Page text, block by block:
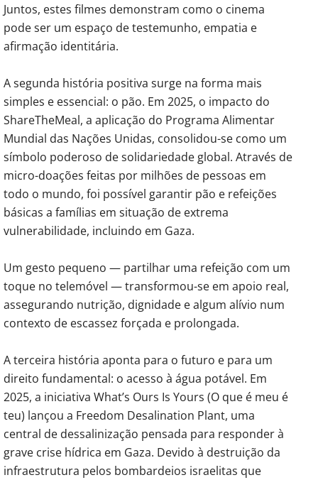
Juntos, estes filmes demonstram como o cinema
pode ser um espaço de testemunho, empatia e
afirmação identitária.
A segunda história positiva surge na forma mais
simples e essencial: o pão. Em 2025, o impacto do
ShareTheMeal, a aplicação do Programa Alimentar
Mundial das Nações Unidas, consolidou-se como um
símbolo poderoso de solidariedade global. Através de
micro-doações feitas por milhões de pessoas em
todo o mundo, foi possível garantir pão e refeições
básicas a famílias em situação de extrema
vulnerabilidade, incluindo em Gaza.
Um gesto pequeno — partilhar uma refeição com um
toque no telemóvel — transformou-se em apoio real,
assegurando nutrição, dignidade e algum alívio num
contexto de escassez forçada e prolongada.
A terceira história aponta para o futuro e para um
direito fundamental: o acesso à água potável. Em
2025, a iniciativa What’s Ours Is Yours (O que é meu é
teu) lançou a Freedom Desalination Plant, uma
central de dessalinização pensada para responder à
grave crise hídrica em Gaza. Devido à destruição da
infraestrutura pelos bombardeios israelitas que